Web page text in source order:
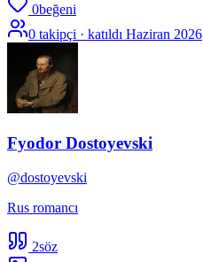
0beğeni
0 takipçi · katıldı Haziran 2026
Fyodor Dostoyevski
@dostoyevski
Rus romancı
2söz